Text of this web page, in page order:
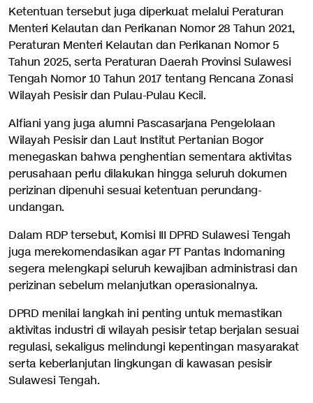
Ketentuan tersebut juga diperkuat melalui Peraturan
Menteri Kelautan dan Perikanan Nomor 28 Tahun 2021,
Peraturan Menteri Kelautan dan Perikanan Nomor 5
Tahun 2025, serta Peraturan Daerah Provinsi Sulawesi
Tengah Nomor 10 Tahun 2017 tentang Rencana Zonasi
Wilayah Pesisir dan Pulau-Pulau Kecil.
Alfiani yang juga alumni Pascasarjana Pengelolaan
Wilayah Pesisir dan Laut Institut Pertanian Bogor
menegaskan bahwa penghentian sementara aktivitas
perusahaan perlu dilakukan hingga seluruh dokumen
perizinan dipenuhi sesuai ketentuan perundang-
undangan.
Dalam RDP tersebut, Komisi III DPRD Sulawesi Tengah
juga merekomendasikan agar PT Pantas Indomaning
segera melengkapi seluruh kewajiban administrasi dan
perizinan sebelum melanjutkan operasionalnya.
DPRD menilai langkah ini penting untuk memastikan
aktivitas industri di wilayah pesisir tetap berjalan sesuai
regulasi, sekaligus melindungi kepentingan masyarakat
serta keberlanjutan lingkungan di kawasan pesisir
Sulawesi Tengah.